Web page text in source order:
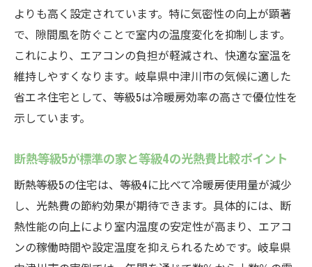
よりも高く設定されています。特に気密性の向上が顕著
で、隙間風を防ぐことで室内の温度変化を抑制します。
これにより、エアコンの負担が軽減され、快適な室温を
維持しやすくなります。岐阜県中津川市の気候に適した
省エネ住宅として、等級5は冷暖房効率の高さで優位性を
示しています。
断熱等級5が標準の家と等級4の光熱費比較ポイント
断熱等級5の住宅は、等級4に比べて冷暖房使用量が減少
し、光熱費の節約効果が期待できます。具体的には、断
熱性能の向上により室内温度の安定性が高まり、エアコ
ンの稼働時間や設定温度を抑えられるためです。岐阜県